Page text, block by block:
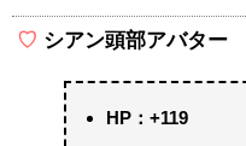
シアン頭部アバター
HP：+119